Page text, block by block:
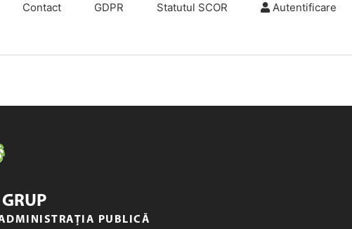
Contact GDPR Statutul SCOR Autentificare
PUBLICĂ